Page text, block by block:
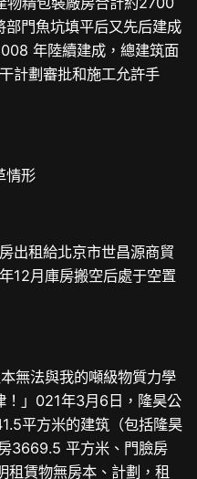
門魚坑填平后又先后建成
年陸續建成，總建筑面
計劃審批和施工允許手
形
租給北京市世昌源商貿
12月庫房搬空后處于空置
法與我的噸級物質力學
！」021年3月6日，隆昊公
平方米的建筑（包括隆昊
3669.5 平方米、門臉房
租賃物無房本、計劃，租